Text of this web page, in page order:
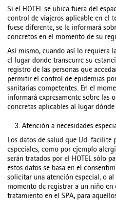
Si el HOTEL se ubica fuera del
control de viajeros aplicable en el
fuese diferente, se le informará
concretos en el momento de su
Así mismo, cuando así lo requiera
el lugar donde transcurre su
registro de las personas que
permitir el control de epidemias
sanitarias competentes. En el
informará expresamente sobre las
concretas aplicables al lugar
3. Atención a necesidades
Los datos de salud que Ud. facilite
especiales, como por ejemplo
serán tratados por el HOTEL sólo
estos datos se basa en el
solicitar una atención especial, o
momento de registrar a un niño
tratamiento en el SPA, para